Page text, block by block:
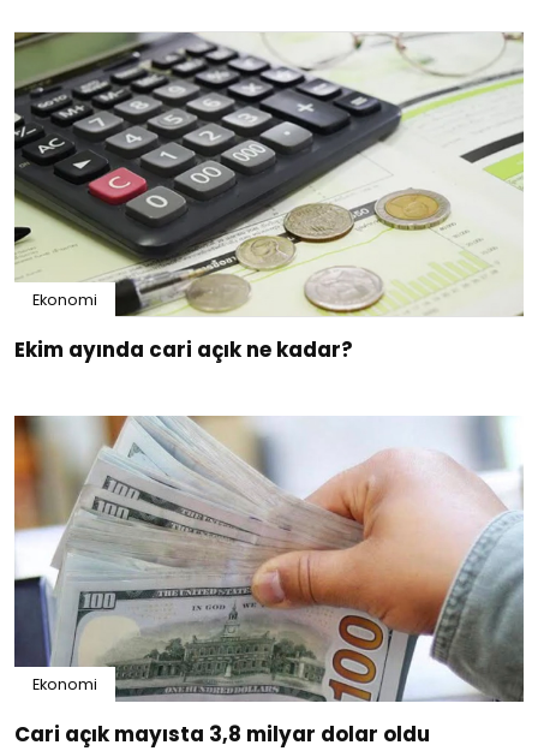
Ekonomi
Ekim ayında cari açık ne kadar?
Ekonomi
Cari açık mayısta 3,8 milyar dolar oldu